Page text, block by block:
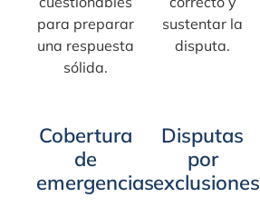
para preparar
una respuesta
sólida.
sustentar la
disputa.
Cobertura
de
emergencias
Disputas
por
exclusiones